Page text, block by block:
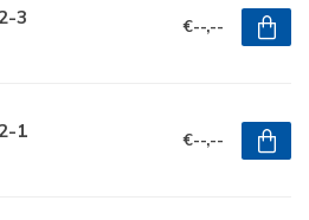
3 €--,--
1 €--,--